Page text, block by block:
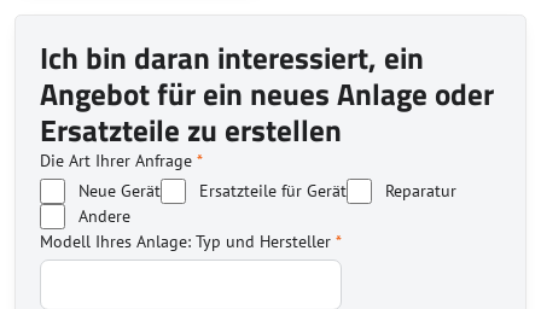
Ich bin daran interessiert, ein
Angebot für ein neues Anlage oder
Ersatzteile zu erstellen
Die Art Ihrer Anfrage *
Neue Gerät
Ersatzteile für Gerät
Reparatur
Andere
Modell Ihres Anlage: Typ und Hersteller *